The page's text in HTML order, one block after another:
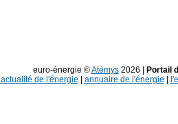
euro-énergie ©Atémys2026 |
Portail
actualité de l'énergie
annuaire de l'énergie